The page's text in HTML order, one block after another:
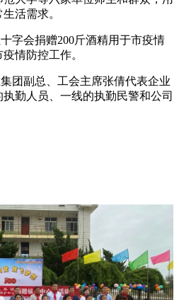
需求。
十字会捐赠200斤酒精用于市疫情
情防控工作。
团副总、工会主席张倩代表企业
人员、一线的执勤民警和公司